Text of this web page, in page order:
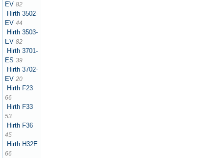
EV 82
Hirth 3502-
EV 44
Hirth 3503-
EV 82
Hirth 3701-
ES 39
Hirth 3702-
EV 20
Hirth F23
66
Hirth F33
53
Hirth F36
45
Hirth H32E
66